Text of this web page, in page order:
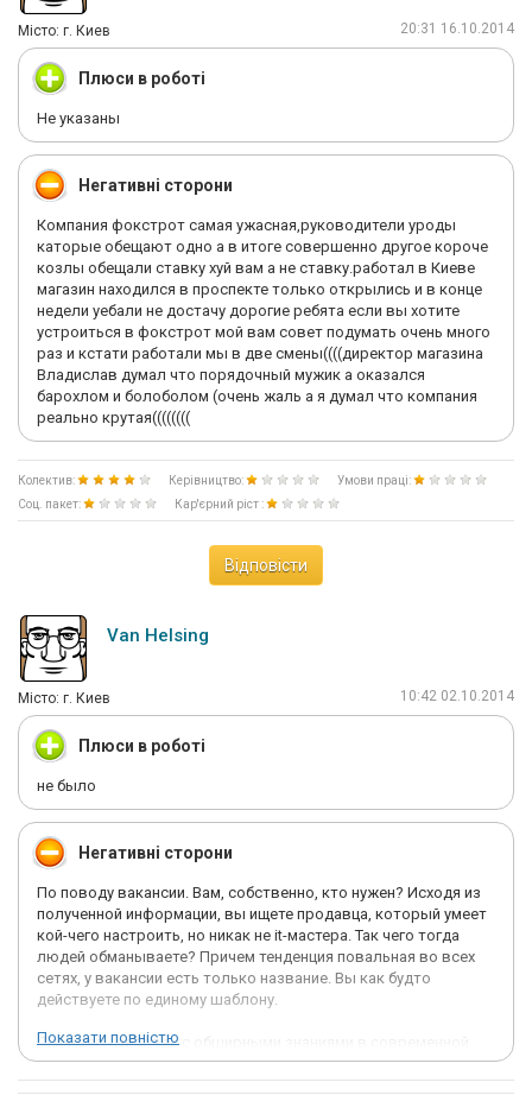
Мiсто: г. Киев 20:31 16.10.2014
Плюси в роботі
Не указаны
Негативні сторони
Компания фокстрот самая ужасная,руководители уроды
каторые обещают одно а в итоге совершенно другое короче
козлы обещали ставку хуй вам а не ставку.работал в Киеве
магазин находился в проспекте только открылись и в конце
недели уебали не достачу дорогие ребята если вы хотите
устроиться в фокстрот мой вам совет подумать очень много
раз и кстати работали мы в две смены((((директор магазина
Владислав думал что порядочный мужик а оказался
барохлом и болоболом (очень жаль а я думал что компания
реально крутая((((((((
Колектив: Керівництво:
Умови праці:
Соц. пакет:
Кар'єрний ріст :
Відповісти
Van Helsing
Мiсто: г. Киев 10:42 02.10.2014
Плюси в роботі
не было
Негативні сторони
По поводу вакансии. Вам, собственно, кто нужен? Исходя из
полученной информации, вы ищете продавца, который умеет
кой-чего настроить, но никак не it-мастера. Так чего тогда
людей обманываете? Причем тенденция повальная во всех
сетях, у вакансии есть только название. Вы как будто
действуете по единому шаблону.
IT-мастер - человек с обширными знаниями в современной
электронике и компьютерной технике, умеющий настроить
любое устройство, научить покупателя работе с
Показати повністю